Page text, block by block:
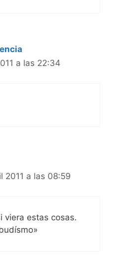
a las 22:34
2011 a las 08:59
viera estas cosas.